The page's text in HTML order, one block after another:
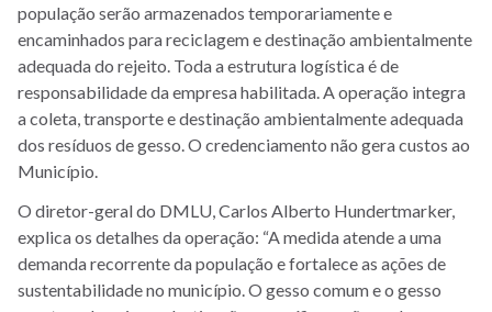
população serão armazenados temporariamente e
encaminhados para reciclagem e destinação ambientalmente
adequada do rejeito. Toda a estrutura logística é de
responsabilidade da empresa habilitada. A operação integra
a coleta, transporte e destinação ambientalmente adequada
dos resíduos de gesso. O credenciamento não gera custos ao
Município.
O diretor-geral do DMLU, Carlos Alberto Hundertmarker,
explica os detalhes da operação: “A medida atende a uma
demanda recorrente da população e fortalece as ações de
sustentabilidade no município. O gesso comum e o gesso